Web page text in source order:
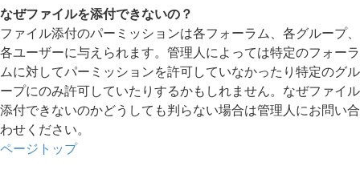
なぜファイルを添付できないの？
ファイル添付のパーミッションは各フォーラム、各グループ、
各ユーザーに与えられます。管理人によっては特定のフォーラ
ムに対してパーミッションを許可していなかったり特定のグル
ープにのみ許可していたりするかもしれません。なぜファイル
添付できないのかどうしても判らない場合は管理人にお問い合
わせください。
ページトップ